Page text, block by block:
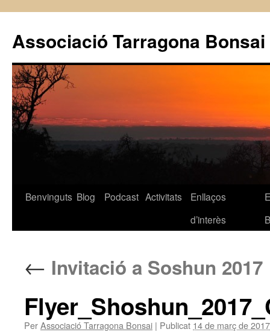
contingut
Associació Tarragona Bonsai
Benvinguts Blog Podcast Activitats
Enllaços
d’interès
← Invitació a Soshun 2017
PerAssociació Tarragona Bonsai | Publicat 14 de març de 2017